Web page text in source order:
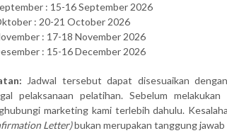
: 15-16 September 2026
: 20-21 October 2026
: 17-18 November 2026
: 15-16 December 2026
Jadwal tersebut dapat disesuaikan
pelaksanaan pelatihan. Sebelum
marketing kami terlebih dahulu.
Letter)bukan merupakan tanggung